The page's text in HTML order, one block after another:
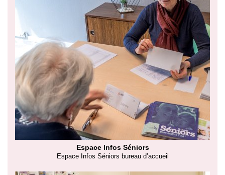
Espace Infos Séniors
Espace Infos Séniors bureau d’accueil